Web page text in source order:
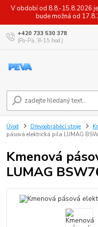
V období od 8.8.-15.8.2026
bude možná od
+420 733 530 378
(Po-Pá, 8-15 hod.)
Úvod Dřevoobráběcí stroje
pásová elektrická pila LUMAG
Kmenová
LUMAG